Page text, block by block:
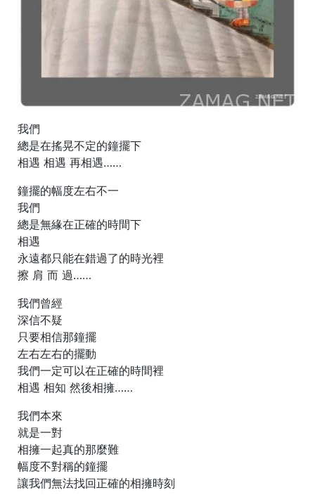
我們
總是在搖晃不定的鐘擺下
相遇 相遇 再相遇……
鐘擺的幅度左右不一
我們
總是無緣在正確的時間下
相遇
永遠都只能在錯過了的時光裡
擦 肩 而 過……
我們曾經
深信不疑
只要相信那鐘擺
左右左右的擺動
我們一定可以在正確的時間裡
相遇 相知 然後相擁……
我們本來
就是一對
相擁一起真的那麼難
幅度不對稱的鐘擺
讓我們無法找回正確的相擁時刻